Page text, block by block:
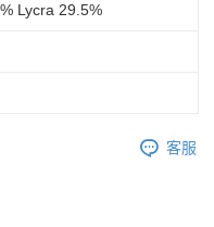
Lycra 29.5%
客服